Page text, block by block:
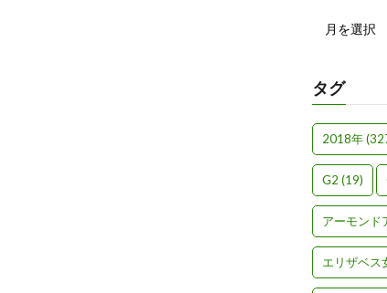
タグ
2018年
G2 (19)
アーモンド
エリザベス